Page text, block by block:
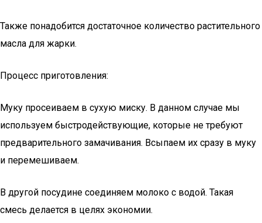
Также понадобится достаточное количество растительного
масла для жарки.
Процесс приготовления:
Муку просеиваем в сухую миску. В данном случае мы
используем быстродействующие, которые не требуют
предварительного замачивания. Всыпаем их сразу в муку
и перемешиваем.
В другой посудине соединяем молоко с водой. Такая
смесь делается в целях экономии.